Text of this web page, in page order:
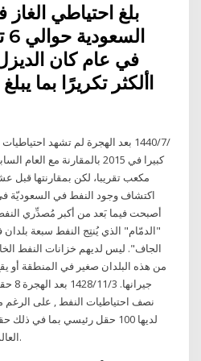
بلغ احتياطي الغاز
مكعب تقريبا، لكن بمقارنتها قبل
أصبحت فيما بَعد من أكبر مُصدِّري
"الدمّام" الذي يُنتِج النفط سبعة
الجاف". ليس لديهم خزانات النفط
من هذه البلدان صغير في المنطقة أو
نصف احتياطيات النفط , على الرغم
لديها 100 حقل رئيسي بما في
العالم مع كمية تقدَّر بـ70 مليار برميل.